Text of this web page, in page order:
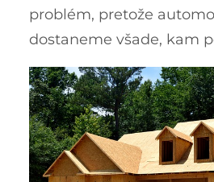
problém, pretože
dostaneme všade, kam